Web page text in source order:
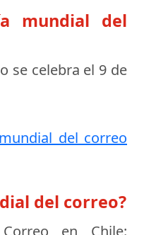
mundial del
se celebra el 9 de
del correo
del correo?